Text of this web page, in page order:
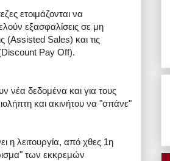
ετοιμάζονται να
εξασφαλίσεις σε μη
(Assisted Sales) και τις
Pay Off).
νέα δεδομένα και για τους
και ακινήτου να "σπάνε"
η λειτουργία, από χθες 1η
των εκκρεμών